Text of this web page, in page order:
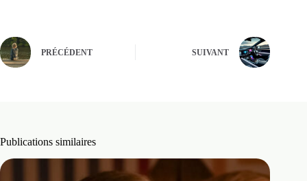
PRÉCÉDENT SUIVANT
Publications similaires